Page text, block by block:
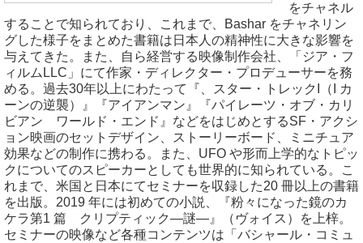
をチャネル
することで知られており、これまで、Bashar をチャネリン
グした様子をまとめた書籍は日本人の精神性に大きな影響を
与えてきた。また、自ら経営する映像制作会社、「ジア・フ
ィルムLLC」にて作家・ディレクター・プロデューサーを務
める。過去30年以上にわたって『、スター・トレックI（I カ
ーンの逆襲）』『アイアンマン』『パイレーツ・オブ・カリ
ビアン ワールド・エンド』などをはじめとするSF・アクシ
ョン映画のセットデザイン、ストーリーボード、ミニチュア
効果などの制作に携わる。また、UFO や形而上学的なトピッ
クについてのスピーカーとしても世界的に知られている。こ
れまで、米国と日本にてセミナーを収録した20 冊以上の書籍
を出版。2019 年には初めての小説、『粉々になった鏡のカ
ケラ第1 篇 クリプティック―謎―』（ヴォイス）を上梓。
セミナーの映像など各種コンテンツは「バシャール・コミュ